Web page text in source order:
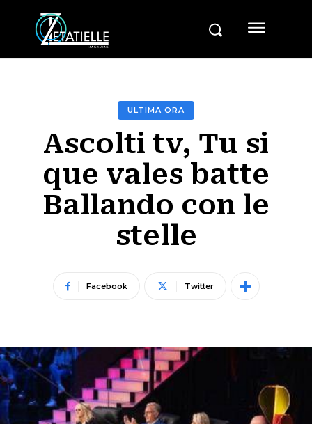
ULTIMA ORA
Ascolti tv, Tu si
que vales batte
Ballando con le
stelle
Facebook Twitter